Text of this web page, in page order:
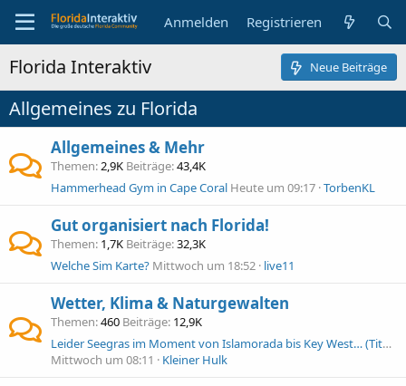
Anmelden Registrieren
Florida Interaktiv Neue Beiträge
Allgemeines zu Florida
Allgemeines & Mehr
Themen 2,9K Beiträge 43,4K
Hammerhead Gym in Cape Coral Heute um 09:17 TorbenKL
Gut organisiert nach Florida!
Themen 1,7K Beiträge 32,3K
Welche Sim Karte? Mittwoch um 18:52 live11
Wetter, Klima & Naturgewalten
Themen 460 Beiträge 12,9K
Leider Seegras im Moment von Islamorada bis Key West… (Titel angepasst)
Mittwoch um 08:11
Kleiner Hulk